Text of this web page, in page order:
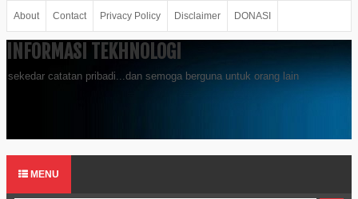
About Contact Privacy Policy Disclaimer DONASI
INFORMASI TEKHNOLOGI
sekedar catatan pribadi...dan semoga berguna untuk orang lain
MENU